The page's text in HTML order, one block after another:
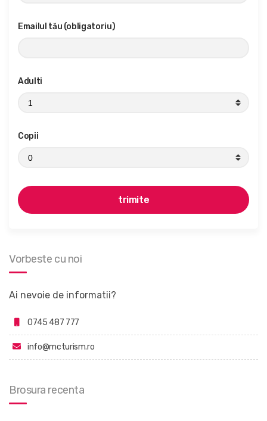
Emailul tău (obligatoriu)
Adulti
Copii
Vorbeste cu noi
Ai nevoie de informatii?
0745 487 777
info@mcturism.ro
Brosura recenta